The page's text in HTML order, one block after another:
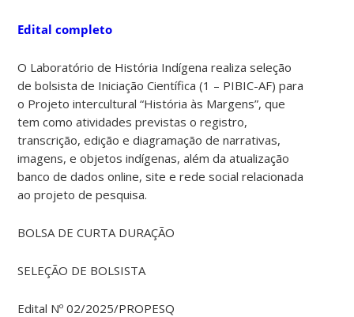
Edital completo
O Laboratório de História Indígena realiza seleção
de bolsista de Iniciação Científica (1 – PIBIC-AF) para
o Projeto intercultural “História às Margens”, que
tem como atividades previstas o registro,
transcrição, edição e diagramação de narrativas,
imagens, e objetos indígenas, além da atualização
banco de dados online, site e rede social relacionada
ao projeto de pesquisa.
BOLSA DE CURTA DURAÇÃO
SELEÇÃO DE BOLSISTA
Edital Nº 02/2025/PROPESQ